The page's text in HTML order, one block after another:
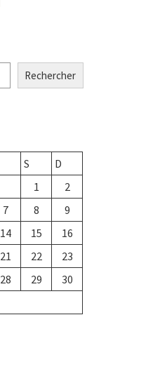
Rechercher
S
D
1
2
7 8
9
14 15
16
21 22
23
28 29
30